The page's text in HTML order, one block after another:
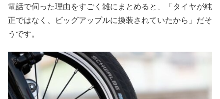
電話で伺った理由をすごく雑にまとめると、「タイヤが純
正ではなく、ビッグアップルに換装されていたから」だそ
うです。